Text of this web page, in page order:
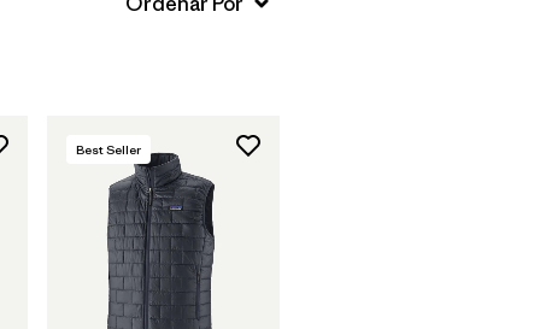
Best Seller